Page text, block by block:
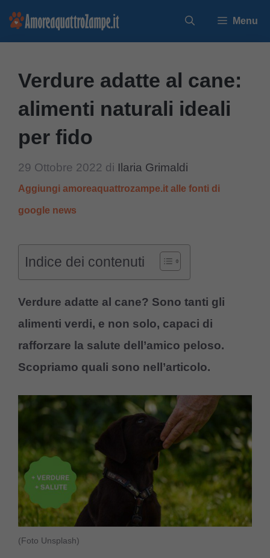
Vai
Menu
Verdure adatte al cane:
alimenti naturali ideali
per fido
29 Ottobre 2022 di Ilaria Grimaldi
Aggiungi amoreaquattrozampe.it alle fonti di
google news
Indice dei contenuti
Verdure adatte al cane? Sono tanti gli
alimenti verdi, e non solo, capaci di
rafforzare la salute dell’amico peloso.
Scopriamo quali sono nell’articolo.
(Foto Unsplash)